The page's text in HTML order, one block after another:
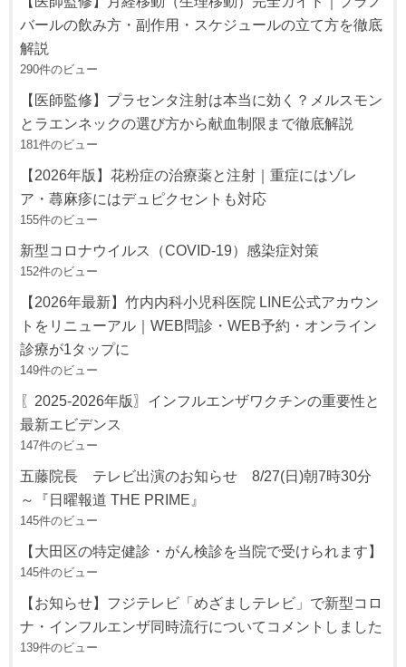
バールの飲み方・副作用・スケジュールの立て方を徹底
解説
290件のビュー
【医師監修】プラセンタ注射は本当に効く？メルスモン
とラエンネックの選び方から献血制限まで徹底解説
181件のビュー
【2026年版】花粉症の治療薬と注射｜重症にはゾレ
ア・蕁麻疹にはデュピクセントも対応
155件のビュー
新型コロナウイルス（COVID-19）感染症対策
152件のビュー
【2026年最新】竹内内科小児科医院 LINE公式アカウン
トをリニューアル｜WEB問診・WEB予約・オンライン
診療が1タップに
149件のビュー
〖2025-2026年版〗インフルエンザワクチンの重要性と
最新エビデンス
147件のビュー
五藤院長 テレビ出演のお知らせ 8/27(日)朝7時30分
～『日曜報道 THE PRIME』
145件のビュー
【大田区の特定健診・がん検診を当院で受けられます】
145件のビュー
【お知らせ】フジテレビ「めざましテレビ」で新型コロ
ナ・インフルエンザ同時流行についてコメントしました
139件のビュー